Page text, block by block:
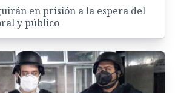
en prisión a la espera del
y público